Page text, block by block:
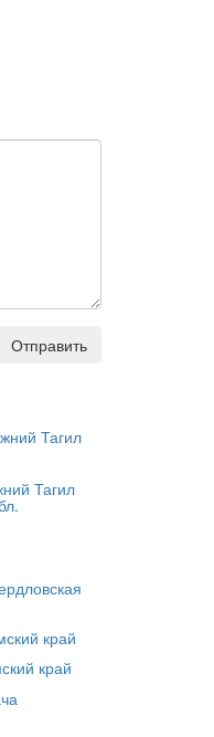
Отправить
Тагил
край